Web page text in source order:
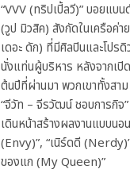
“VVV (ทริปเปิ้ลวี)” บอยแ
(วูป มิวสิค) สังกัดในเครือค่
เดอะ ดัก) ที่มีศิลปินและโปร
นั่งแท่นผู้บริหาร หลังจากเปิ
ต้นปีที่ผ่านมา พวกเขาทั้งสาม
“จีวัท – จีรวัฒน์ ชอบการกิจ
เดินหน้าสร้างผลงานแบบนอ
(Envy)”, “เนิร์ดดี
ของแก (My Queen)”